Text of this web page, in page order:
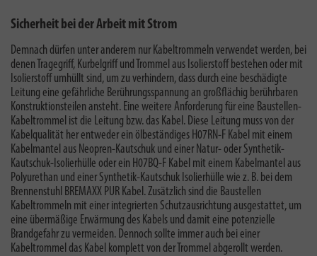
Sicherheit bei der Arbeit mit Strom
Demnach dürfen unter anderem nur Kabeltrommeln verwendet werden, bei
denen Tragegriff, Kurbelgriff und Trommel aus Isolierstoff bestehen oder mit
Isolierstoff umhüllt sind, um zu verhindern, dass durch eine beschädigte
Leitung eine gefährliche Berührungsspannung an großflächig berührbaren
Konstruktionsteilen ansteht. Eine weitere Anforderung für eine Baustellen-
Kabeltrommel ist die Leitung bzw. das Kabel. Diese Leitung muss von der
Kabelqualität her entweder ein ölbeständiges H07RN-F Kabel mit einem
Kabelmantel aus Neopren-Kautschuk und einer Natur- oder Synthetik-
Kautschuk-Isolierhülle oder ein H07BQ-F Kabel mit einem Kabelmantel aus
Polyurethan und einer Synthetik-Kautschuk Isolierhülle wie z. B. bei dem
Brennenstuhl BREMAXX PUR Kabel. Zusätzlich sind die Baustellen
Kabeltrommeln mit einer integrierten Schutzausrichtung ausgestattet, um
eine übermäßige Erwärmung des Kabels und damit eine potenzielle
Brandgefahr zu vermeiden. Dennoch sollte immer auch bei einer
Kabeltrommel das Kabel komplett von der Trommel abgerollt werden.